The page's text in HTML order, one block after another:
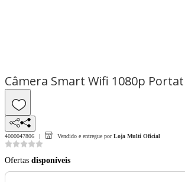
Câmera Smart Wifi 1080p
4000047806 Vendido e entregue por Loja Multi Oficial
Ofertas disponíveis